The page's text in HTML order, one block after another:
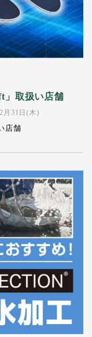
」取扱い店舗
月31日(木)
店舗